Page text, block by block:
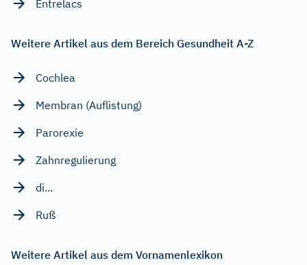
Entrelacs
Weitere Artikel aus dem Bereich Gesundheit A-Z
Cochlea
Membran (Auflistung)
Parorexie
Zahnregulierung
di...
Ruß
Weitere Artikel aus dem Vornamenlexikon